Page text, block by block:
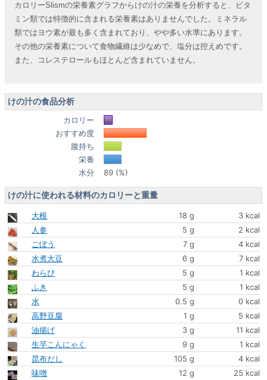
カロリーSlismの栄養素グラフからけの汁の栄養を分析すると、ビタ
ミン類では特徴的に含まれる栄養素はありませんでした。ミネラル
類ではヨウ素が最も多く含まれており、やや多い水準にあります。
その他の栄養素について食物繊維は少なめで、塩分は控えめです。
また、コレステロールもほとんど含まれていません。
けの汁の食品分析
カロリー
おすすめ度
腹持ち
栄養
水分
89 (%)
けの汁に使われる材料のカロリーと重量
大根 18 g
3 kcal
人参
5 g
2 kcal
ごぼう
7 g
4 kcal
水煮大豆
6 g
7 kcal
わらび
5 g
1 kcal
ふき
5 g
1 kcal
水
0.5 g
0 kcal
高野豆腐
1 g
5 kcal
油揚げ
3 g
11 kcal
生芋こんにゃく
9 g
1 kcal
昆布だし
105 g
4 kcal
味噌
12 g
25 kcal